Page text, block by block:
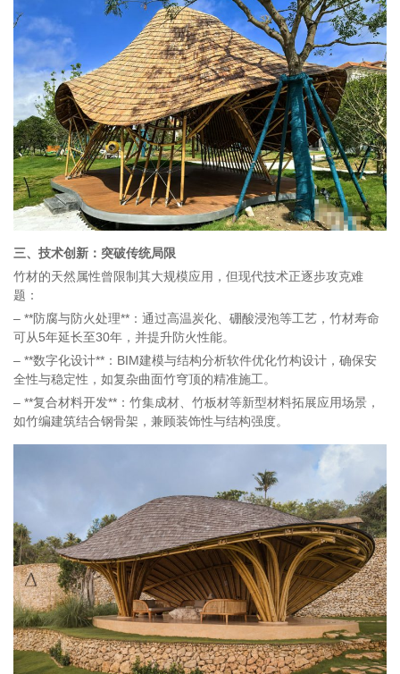
三、技术创新：突破传统局限
竹材的天然属性曾限制其大规模应用，但现代技术正逐步攻克难
题：
– **防腐与防火处理**：通过高温炭化、硼酸浸泡等工艺，竹材寿命
可从5年延长至30年，并提升防火性能。
– **数字化设计**：BIM建模与结构分析软件优化竹构设计，确保安
全性与稳定性，如复杂曲面竹穹顶的精准施工。
– **复合材料开发**：竹集成材、竹板材等新型材料拓展应用场景，
如竹编建筑结合钢骨架，兼顾装饰性与结构强度。